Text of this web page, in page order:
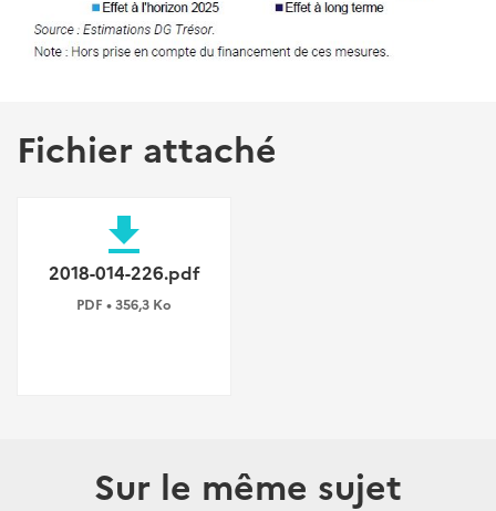
Fichier attaché
file_download
2018-014-226.pdf
PDF • 356,3 Ko
Sur le même sujet